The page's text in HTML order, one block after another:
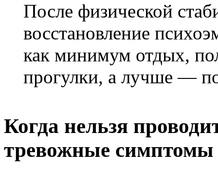
После физической
восстановление
как минимум отдых,
прогулки, а лучше —
Когда нельзя
тревожные симптомы